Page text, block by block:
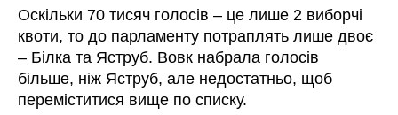
Оскільки 70 тисяч голосів – це лише 2 виборчі
квоти, то до парламенту потраплять лише двоє
– Білка та Яструб. Вовк набрала голосів
більше, ніж Яструб, але недостатньо, щоб
переміститися вище по списку.